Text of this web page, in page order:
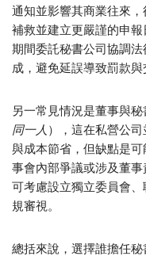
通知並影響其商業往來
補救並建立更嚴謹的申
期間委託秘書公司協調
成，避免延誤導致罰款與
另一常見情況是董事與
同一人 ），這在私營公
與成本節省，但缺點是
事會內部爭議或涉及董
可考慮設立獨立委員會
規審視。
總括來說，選擇誰擔任